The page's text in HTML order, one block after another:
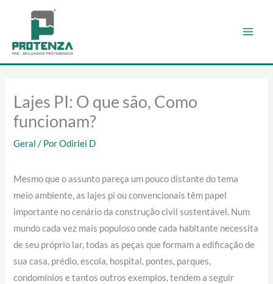
conteúdo
Lajes PI: O que são, Como
funcionam?
Geral / PorOdirlei D
Mesmo que o assunto pareça um pouco distante do tema
meio ambiente, as lajes pi ou convencionais têm papel
importante no cenário da construção civil sustentável. Num
mundo cada vez mais populoso onde cada habitante necessita
de seu próprio lar, todas as peças que formam a edificação de
sua casa, prédio, escola, hospital, pontes, parques,
condomínios e tantos outros exemplos, tendem a seguir